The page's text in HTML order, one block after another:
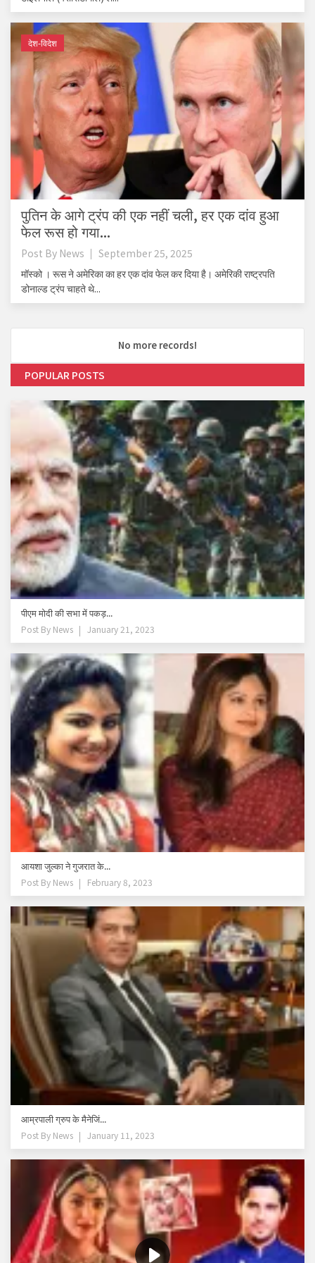
देश-विदेश
पुतिन के आगे ट्रंप की एक नहीं चली, हर एक दांव हुआ
फेल रूस हो गया...
Post By News
September 25, 2025
मॉस्को । रूस ने अमेरिका का हर एक दांव फेल कर दिया है। अमेरिकी राष्ट्रपति
डोनाल्ड ट्रंप चाहते थे...
No more records!
POPULAR POSTS
पीएम मोदी की सभा में पकड़...
Post By News January 21, 2023
आयशा जुल्का ने गुजरात के...
Post By News February 8, 2023
आम्रपाली ग्रुप के मैनेजिं...
Post By News January 11, 2023